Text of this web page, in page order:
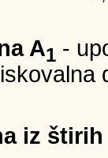
A1 -
iz